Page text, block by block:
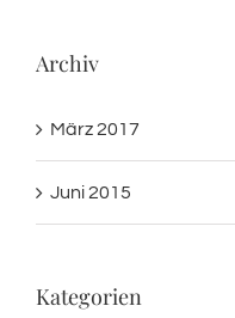
Archiv
März 2017
Juni 2015
Kategorien